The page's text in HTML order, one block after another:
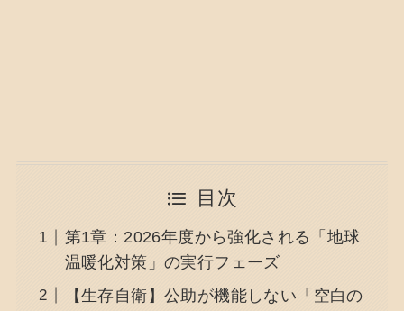
目次
第1章：2026年度から強化される「地球
温暖化対策」の実行フェーズ
【生存自衛】公助が機能しない「空白の